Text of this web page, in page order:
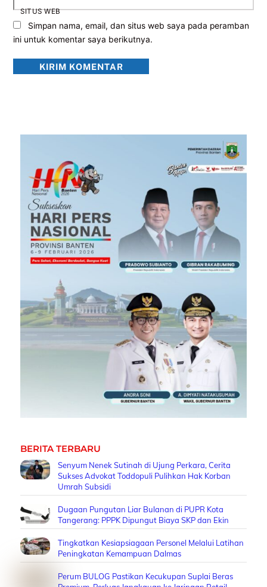
SITUS WEB
Simpan nama, email, dan situs web saya pada peramban
ini untuk komentar saya berikutnya.
BERITA TERBARU
Senyum Nenek Sutinah di Ujung Perkara, Cerita
Sukses Advokat Toddopuli Pulihkan Hak Korban
Umrah Subsidi
Dugaan Pungutan Liar Bulanan di PUPR Kota
Tangerang: PPPK Dipungut Biaya SKP dan Ekin
Tingkatkan Kesiapsiagaan Personel Melalui Latihan
Peningkatan Kemampuan Dalmas
Perum BULOG Pastikan Kecukupan Suplai Beras